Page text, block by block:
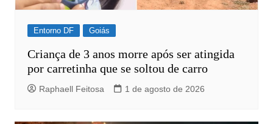
Entorno DF Goiás
Criança de 3 anos morre após ser atingida
por carretinha que se soltou de carro
Raphaell Feitosa 1 de agosto de 2026